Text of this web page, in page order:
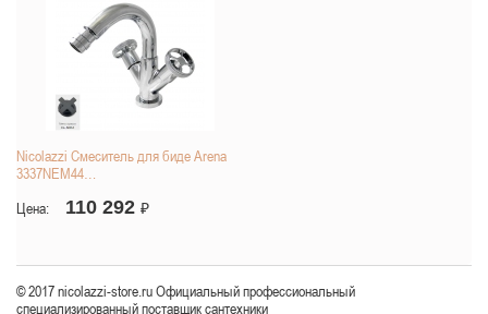
Nicolazzi Смеситель для биде Arena
3337NEM44…
Цена: 110 292 ₽
© 2017 nicolazzi-store.ru Официальный профессиональный
специализированный поставщик сантехники